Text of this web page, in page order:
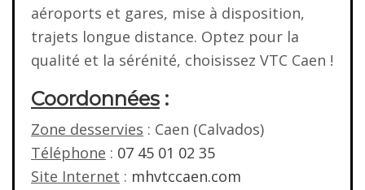
aéroports et gares, mise à disposition,
trajets longue distance. Optez pour la
qualité et la sérénité, choisissez VTC Caen !
Coordonnées :
Zone desservies : Caen (Calvados)
Téléphone : 07 45 01 02 35
Site Internet : mhvtccaen.com